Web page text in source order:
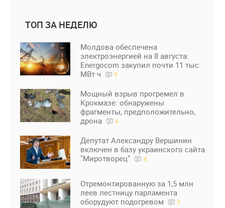
ТОП ЗА НЕДЕЛЮ
Молдова обеспечена
электроэнергией на 8 августа:
Energocom закупил почти 11 тыс.
МВт·ч
9
Мощный взрыв прогремел в
Крокмазе: обнаружены
фрагменты, предположительно,
дрона
4
Депутат Александру Вершинин
включен в базу украинского сайта
"Миротворец"
4
Отремонтированную за 1,5 млн
леев лестницу парламента
оборудуют подогревом
3